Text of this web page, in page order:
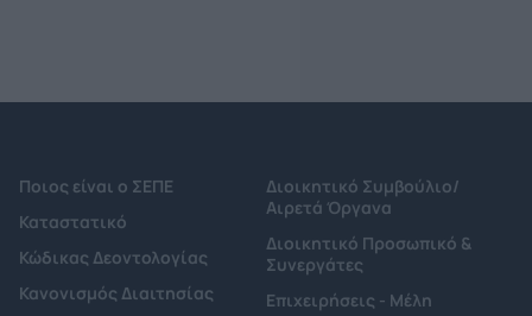
Ποιος είναι ο ΣΕΠΕ
Καταστατικό
Κώδικας Δεοντολογίας
Κανονισμός Διαιτησίας
Διοικητικό Συμβούλιο/
Αιρετά Όργανα
Διοικητικό Προσωπικό &
Συνεργάτες
Επιχειρήσεις - Μέλη